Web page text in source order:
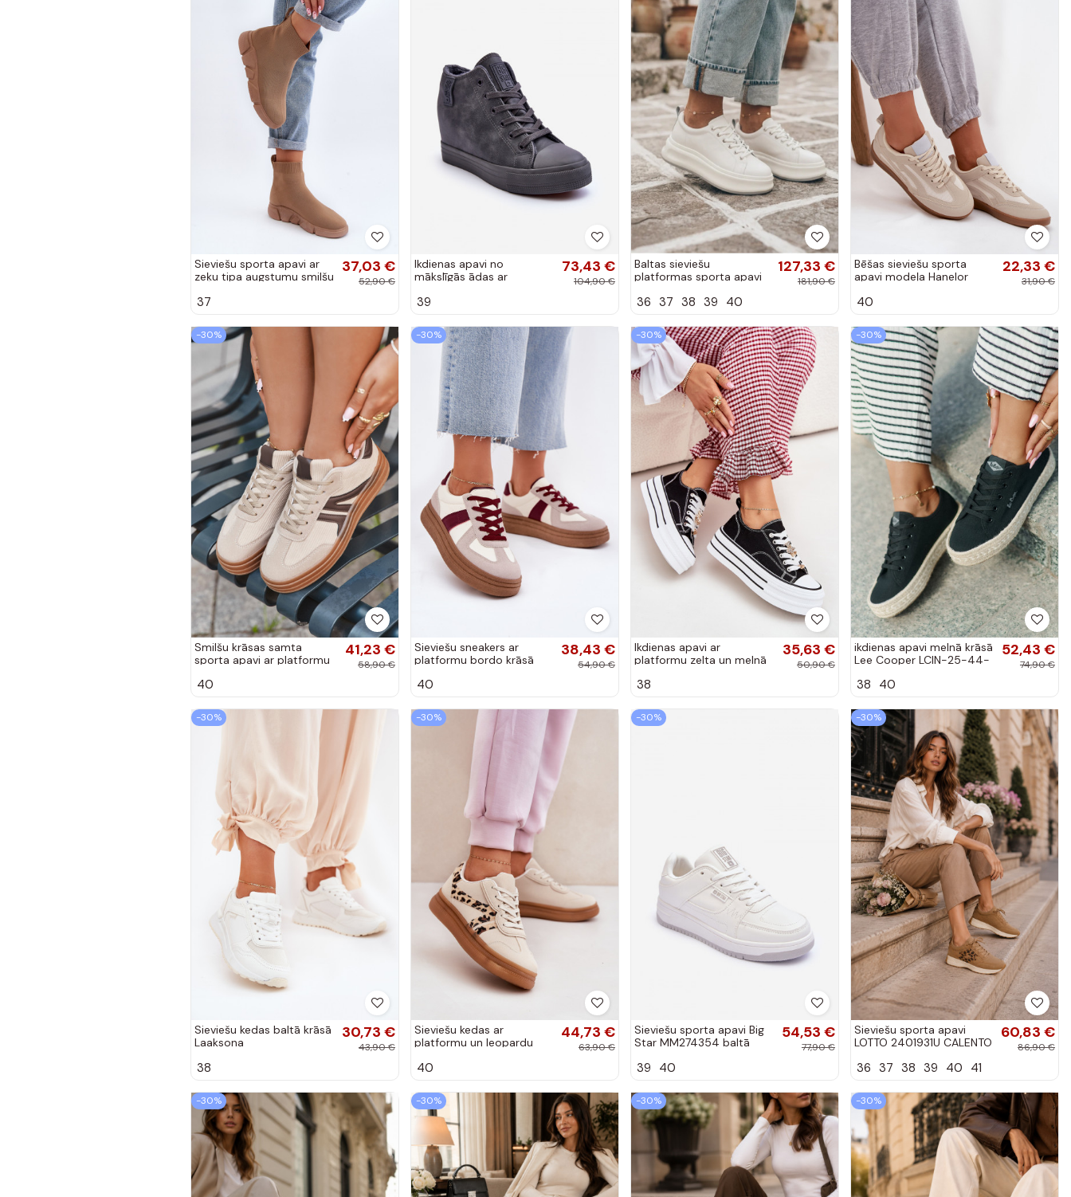
Sieviešu sporta apavi ar
zeķu tipa augstumu smilšu
37,03 €
52,90 €
37
Ikdienas apavi no
mākslīgās ādas ar
Star MM274005
73,43 €
104,90 €
39
Baltas sieviešu
platformas sporta apavi
127,33 €
181,90 €
36 37 38 39 40
Bēšas sieviešu sporta
apavi modeļa Hanelor
22,33 €
31,90 €
40
-30%
Smilšu krāsas samta
sporta apavi ar platformu
41,23 €
58,90 €
40
-30%
Sieviešu sneakers ar
platformu bordo krāsā
38,43 €
54,90 €
40
-30%
Ikdienas apavi ar
platformu zelta un melnā
35,63 €
50,90 €
38
-30%
ikdienas apavi melnā krāsā
Lee Cooper LCIN-25-44-
52,43 €
74,90 €
38 40
-30%
Sieviešu kedas baltā krāsā
Laaksona
30,73 €
43,90 €
38
-30%
Sieviešu kedas ar
platformu un leopardu
44,73 €
63,90 €
40
-30%
Sieviešu sporta apavi Big
Star MM274354 baltā
54,53 €
77,90 €
39 40
-30%
Sieviešu sporta apavi
LOTTO 2401931U CALENTO
rakstu
60,83 €
86,90 €
36 37 38 39 40 41
-30% -30% -30% -30%